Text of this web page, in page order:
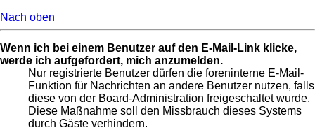
Nach oben
Wenn ich bei einem Benutzer auf den E-Mail-Link klicke,
werde ich aufgefordert, mich anzumelden.
Nur registrierte Benutzer dürfen die foreninterne E-Mail-
Funktion für Nachrichten an andere Benutzer nutzen, falls
diese von der Board-Administration freigeschaltet wurde.
Diese Maßnahme soll den Missbrauch dieses Systems
durch Gäste verhindern.